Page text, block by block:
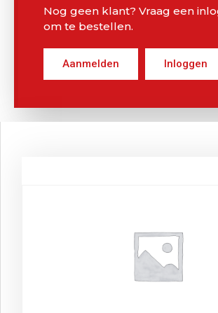
Nog geen klant? Vraag een
om te bestellen.
Aanmelden Inloggen